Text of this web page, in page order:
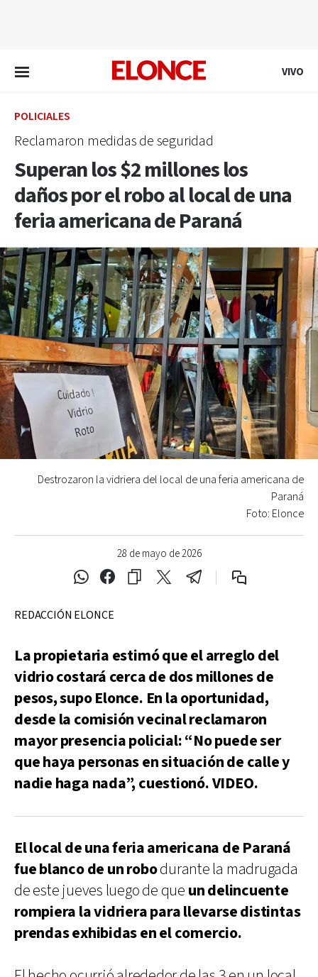
VIVO
POLICIALES
Reclamaron medidas de seguridad
Superan los $2 millones los
daños por el robo al local de una
feria americana de Paraná
28 de mayo de 2026
Destrozaron la vidriera del local de una feria americana de
Paraná
Foto: Elonce
REDACCIÓN ELONCE
La propietaria estimó que el arreglo del
vidrio costará cerca de dos millones de
pesos, supo Elonce. En la oportunidad,
desde la comisión vecinal reclamaron
mayor presencia policial: “No puede ser
que haya personas en situación de calle y
nadie haga nada”, cuestionó. VIDEO.
El local de una feria americana de Paraná
fue blanco de un robodurante la madrugada
de este jueves luego de que un delincuente
rompiera la vidriera para llevarse distintas
prendas exhibidas en el comercio.